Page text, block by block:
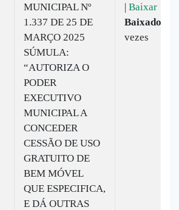
MUNICIPAL Nº
1.337 DE 25 DE
MARÇO 2025
SÚMULA:
“AUTORIZA O
PODER
EXECUTIVO
MUNICIPAL A
CONCEDER
CESSÃO DE USO
GRATUITO DE
BEM MÓVEL
QUE ESPECIFICA,
E DÁ OUTRAS
| Baixar
Baixado:
vezes